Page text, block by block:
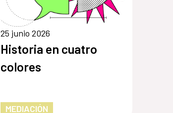
25 junio 2026
Historia en cuatro
colores
MEDIACIÓN